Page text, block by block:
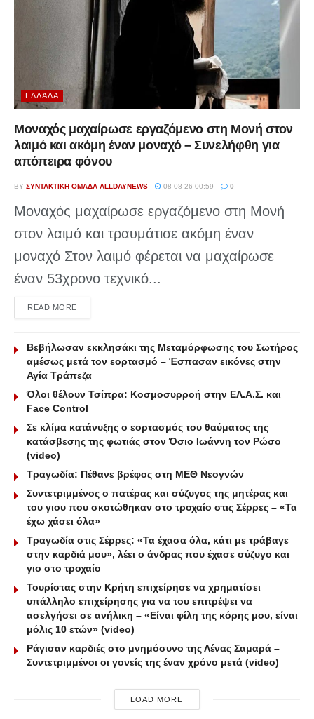
ΕΛΛΆΔΑ
Μοναχός μαχαίρωσε εργαζόμενο στη Μονή στον
λαιμό και ακόμη έναν μοναχό – Συνελήφθη για
απόπειρα φόνου
BY ΣΥΝΤΑΚΤΙΚΉ ΟΜΆΔΑ ALLDAYNEWS 08-08-26 00:59 0
Μοναχός μαχαίρωσε εργαζόμενο στη Μονή
στον λαιμό και τραυμάτισε ακόμη έναν
μοναχό Στον λαιμό φέρεται να μαχαίρωσε
έναν 53χρονο τεχνικό...
READ MOREDETAILS
Βεβήλωσαν εκκλησάκι της Μεταμόρφωσης του Σωτήρος
αμέσως μετά τον εορτασμό – Έσπασαν εικόνες στην
Αγία Τράπεζα
Όλοι θέλουν Τσίπρα: Κοσμοσυρροή στην ΕΛ.Α.Σ. και
Face Control
Σε κλίμα κατάνυξης ο εορτασμός του θαύματος της
κατάσβεσης της φωτιάς στον Όσιο Ιωάννη τον Ρώσο
(video)
Τραγωδία: Πέθανε βρέφος στη ΜΕΘ Νεογνών
Συντετριμμένος ο πατέρας και σύζυγος της μητέρας και
του γιου που σκοτώθηκαν στο τροχαίο στις Σέρρες – «Τα
έχω χάσει όλα»
Τραγωδία στις Σέρρες: «Τα έχασα όλα, κάτι με τράβαγε
στην καρδιά μου», λέει ο άνδρας που έχασε σύζυγο και
γιο στο τροχαίο
Τουρίστας στην Κρήτη επιχείρησε να χρηματίσει
υπάλληλο επιχείρησης για να του επιτρέψει να
ασελγήσει σε ανήλικη – «Είναι φίλη της κόρης μου, είναι
μόλις 10 ετών» (video)
Ράγισαν καρδιές στο μνημόσυνο της Λένας Σαμαρά –
Συντετριμμένοι οι γονείς της έναν χρόνο μετά (video)
LOAD MORE